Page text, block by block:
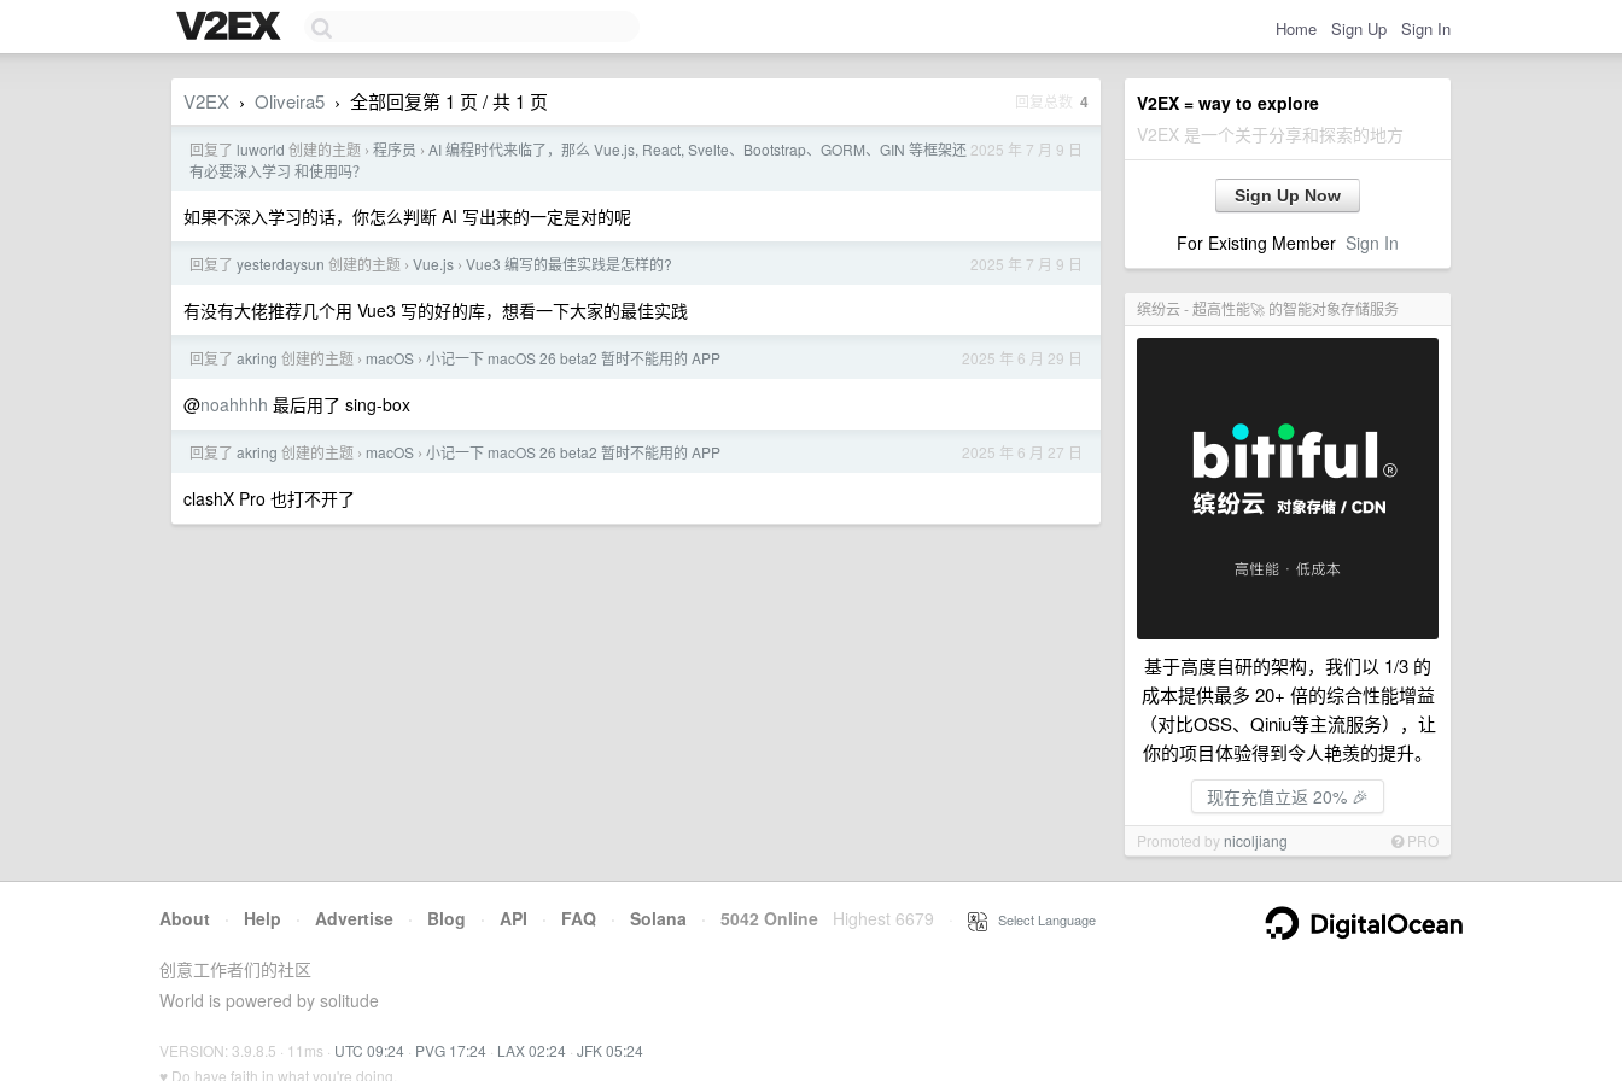
Home Sign Up Sign In
V2EX = way to explore
V2EX 是一个关于分享和探索的地方
Sign Up Now
For Existing Member Sign In
缤纷云 - 超高性能🚀 的智能对象存储服务
基于高度自研的架构，我们以 1/3 的
成本提供最多 20+ 倍的综合性能增益
（对比OSS、Qiniu等主流服务），让
你的项目体验得到令人艳羡的提升。
现在充值立返 20% 🎉
Promoted by nicoljiang PRO
V2EX › Oliveira5 › 全部回复第 1 页 / 共 1 页 回复总数 4
2025 年 7 月 9 日
回复了 luworld 创建的主题 › 程序员 › AI 编程时代来临了，那么 Vue.js, React, Svelte、Bootstrap、GORM、GIN 等框架还
有必要深入学习 和使用吗？
如果不深入学习的话，你怎么判断 AI 写出来的一定是对的呢
2025 年 7 月 9 日
回复了 yesterdaysun 创建的主题 › Vue.js › Vue3 编写的最佳实践是怎样的?
有没有大佬推荐几个用 Vue3 写的好的库，想看一下大家的最佳实践
2025 年 6 月 29 日
回复了 akring 创建的主题 › macOS › 小记一下 macOS 26 beta2 暂时不能用的 APP
@noahhhh 最后用了 sing-box
2025 年 6 月 27 日
回复了 akring 创建的主题 › macOS › 小记一下 macOS 26 beta2 暂时不能用的 APP
clashX Pro 也打不开了
About · Help · Advertise · Blog · API · FAQ · Solana · 5042 Online Highest 6679 Select Language
创意工作者们的社区
World is powered by solitude
VERSION: 3.9.8.5 · 11ms · UTC 09:24 · PVG 17:24 · LAX 02:24 · JFK 05:24
♥ Do have faith in what you're doing.